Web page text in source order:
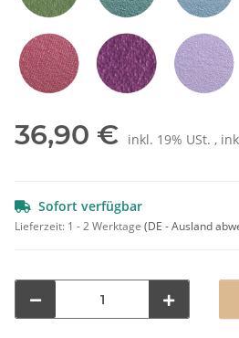
Olivgrün Petrol
36,90 € inkl. 19% USt. ,
Sofort verfügbar
Lieferzeit: 1 - 2 Werktage (DE - Ausland